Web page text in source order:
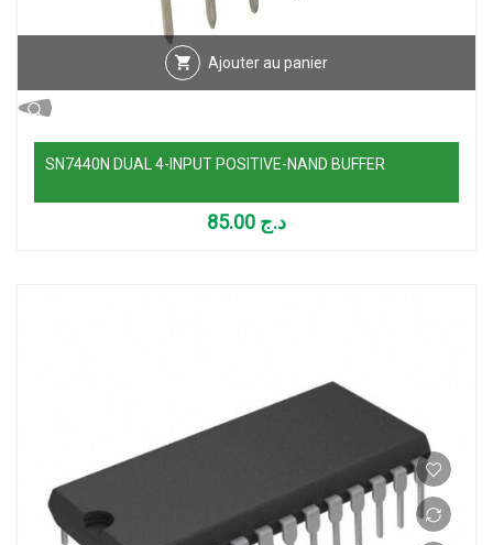
Ajouter au panier
SN7440N DUAL 4-INPUT POSITIVE-NAND BUFFER
د.ج